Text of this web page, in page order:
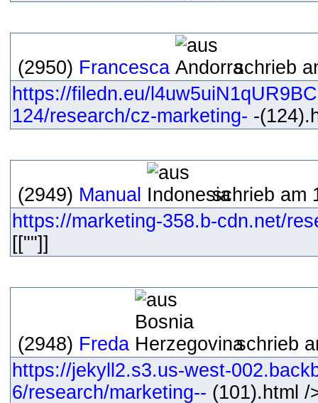
(2950) Francesca
schrieb
https://filedn.eu/
124/research/cz-marketing- -
(2949) Manual
schrieb am
https://marketing-358.b-cdn.net/
[[""]]
(2948) Freda
schrieb
https://jekyll2.s3.us-west-
6/research/marketing-- (101).html